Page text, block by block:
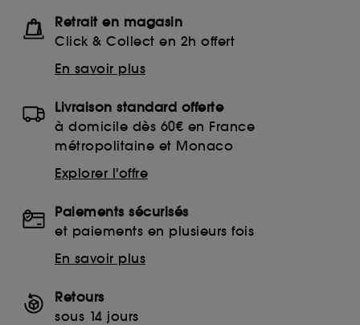
Retrait en magasin
Click & Collect en 2h offert
En savoir plus
Livraison standard offerte
à domicile dès 60€ en France
métropolitaine et Monaco
Explorer l'offre
Paiements sécurisés
et paiements en plusieurs fois
En savoir plus
Retours
sous 14 jours